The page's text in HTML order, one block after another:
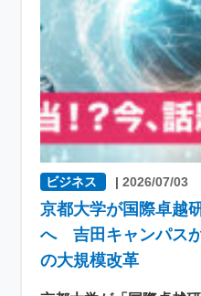
ビジネス |2026/07/03
京都大学が国際卓越
へ 吉田キャンパス
の大規模改革